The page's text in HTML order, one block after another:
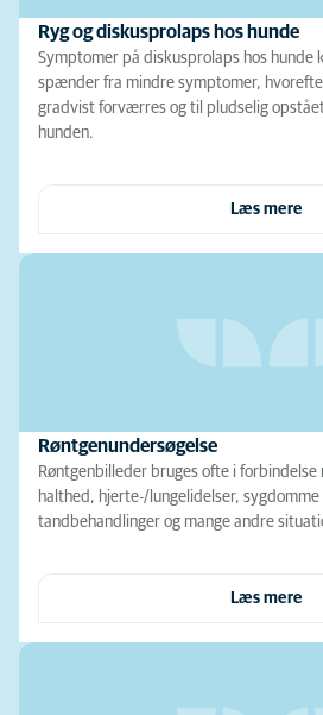
Ryg og diskusprolaps hos hunde
Symptomer på diskusprolaps hos hunde
spænder fra mindre symptomer,
gradvist forværres og til pludselig
hunden.
Læs mere
Røntgenundersøgelse
Røntgenbilleder bruges ofte i forbindelse
halthed, hjerte-/lungelidelser, sygdomme
tandbehandlinger og mange andre
Læs mere